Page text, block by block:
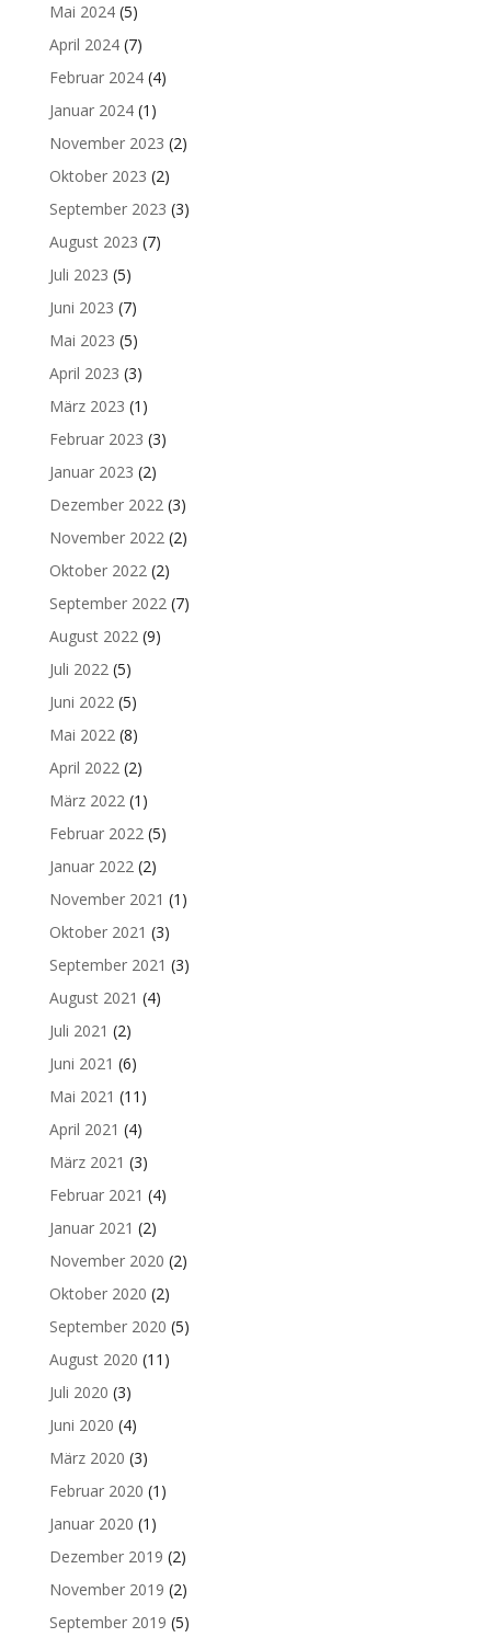
Mai 2024(5)
April 2024(7)
Februar 2024(4)
Januar 2024(1)
November 2023 (2)
Oktober 2023 (2)
September 2023 (3)
August 2023 (7)
Juli 2023 (5)
Juni 2023 (7)
Mai 2023 (5)
April 2023 (3)
März 2023 (1)
Februar 2023 (3)
Januar 2023 (2)
Dezember 2022(3)
November 2022(2)
Oktober 2022(2)
September 2022(7)
August 2022(9)
Juli 2022(5)
Juni 2022(5)
Mai 2022(8)
April 2022(2)
März 2022(1)
Februar 2022(5)
Januar 2022(2)
November 2021 (1)
Oktober 2021 (3)
September 2021 (3)
August 2021 (4)
Juli 2021 (2)
Juni 2021 (6)
Mai 2021 (11)
April 2021 (4)
März 2021 (3)
Februar 2021 (4)
Januar 2021 (2)
November 2020 (2)
Oktober 2020 (2)
September 2020 (5)
August 2020 (11)
Juli 2020 (3)
Juni 2020 (4)
März 2020 (3)
Februar 2020 (1)
Januar 2020 (1)
Dezember 2019 (2)
November 2019 (2)
September 2019 (5)